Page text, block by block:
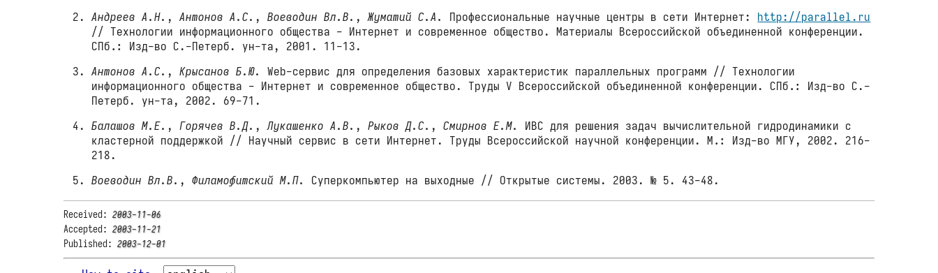
Андреев А.Н. ,Антонов А.С. ,Воеводин Вл.В. ,Жуматий С.А. Профессиональные научные центры в сети Интернет: http://parallel.ru
// Технологии информационного общества - Интернет и современное общество. Материалы Всероссийской объединенной конференции.
СПб.: Изд-во С.-Петерб. ун-та, 2001. 11-13.
Антонов А.С. ,Крысанов Б.Ю. Web-сервис для определения базовых характеристик параллельных программ // Технологии
информационного общества - Интернет и современное общество. Труды V Всероссийской объединенной конференции. СПб.: Изд-во С.-
Петерб. ун-та, 2002. 69-71.
Балашов М.Е. ,Горячев В.Д. ,Лукашенко А.В. ,Рыков Д.С. ,Смирнов Е.М.
ИВС для решения задач вычислительной гидродинамики с
кластерной поддержкой // Научный сервис в сети Интернет. Труды Всероссийской научной конференции. М.: Изд-во МГУ, 2002. 216-
218.
Воеводин Вл.В. ,Филамофитский М.П. Суперкомпьютер на выходные // Открытые системы. 2003. № 5. 43-48.
Received:2003-11-06
Accepted:2003-11-21
Published:2003-12-01